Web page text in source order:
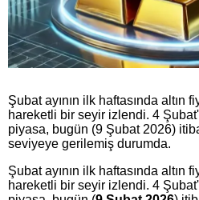
Şubat ayının ilk haftasında altın
hareketli bir seyir izlendi. 4
piyasa, bugün (9 Şubat 2026)
seviyeye gerilemiş durumda.
Şubat ayının ilk haftasında altın
hareketli bir seyir izlendi. 4